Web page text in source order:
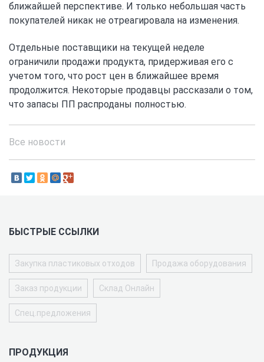
ближайшей перспективе. И только небольшая часть
покупателей никак не отреагировала на изменения.
Отдельные поставщики на текущей неделе
ограничили продажи продукта, придерживая его с
учетом того, что рост цен в ближайшее время
продолжится. Некоторые продавцы рассказали о том,
что запасы ПП распроданы полностью.
Все новости
БЫСТРЫЕ ССЫЛКИ
Закупка пластиковых отходов Продажа оборудования
Заказ продукции Склад Онлайн
Спец.предложения
ПРОДУКЦИЯ